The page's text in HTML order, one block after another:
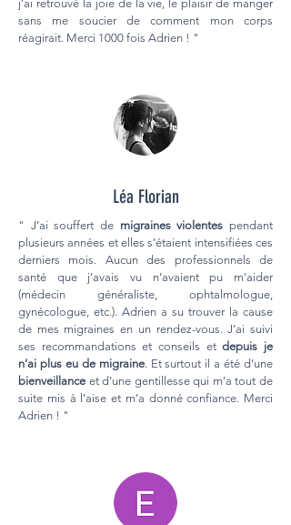
j’ai retrouvé la joie de la vie, le plaisir de manger
sans me soucier de comment mon corps
réagirait. Merci 1000 fois Adrien ! "
Léa Florian
" J’ai souffert de migraines violentes pendant
plusieurs années et elles s’étaient intensifiées ces
derniers mois. Aucun des professionnels de
santé que j’avais vu n’avaient pu m’aider
(médecin généraliste, ophtalmologue,
gynécologue, etc.). Adrien a su trouver la cause
de mes migraines en un rendez-vous. J’ai suivi
ses recommandations et conseils etdepuis je
n’ai plus eu de migraine. Et surtout il a été d’une
bienveillance et d’une gentillesse qui m’a tout de
suite mis à l’aise et m’a donné confiance. Merci
Adrien ! "